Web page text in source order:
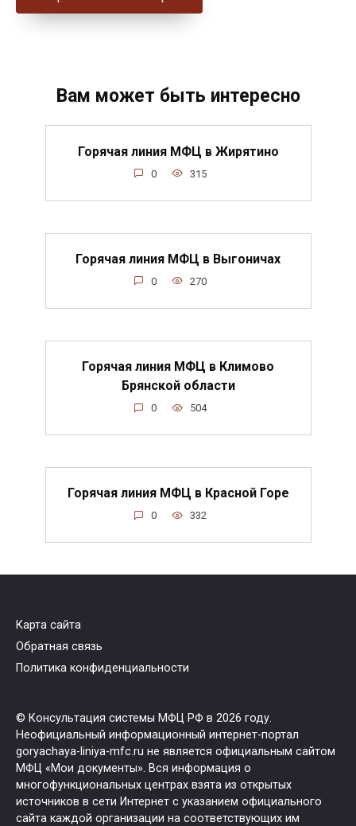
Вам может быть интересно
Горячая линия МФЦ в Жирятино
0 315
Горячая линия МФЦ в Выгоничах
0 270
Горячая линия МФЦ в Климово
Брянской области
0 504
Горячая линия МФЦ в Красной Горе
0 332
Карта сайта
Обратная связь
Политика конфиденциальности
© Консультация системы МФЦ РФ в 2026 году.
Неофициальный информационный интернет-портал
goryachaya-liniya-mfc.ru не является официальным сайтом
МФЦ «Мои документы». Вся информация о
многофункциональных центрах взята из открытых
источников в сети Интернет с указанием официального
сайта каждой организации на соответствующих им